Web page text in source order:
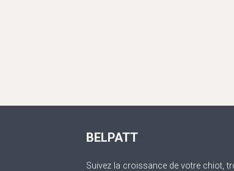
BELPATT
Suivez la croissance de votre chiot,